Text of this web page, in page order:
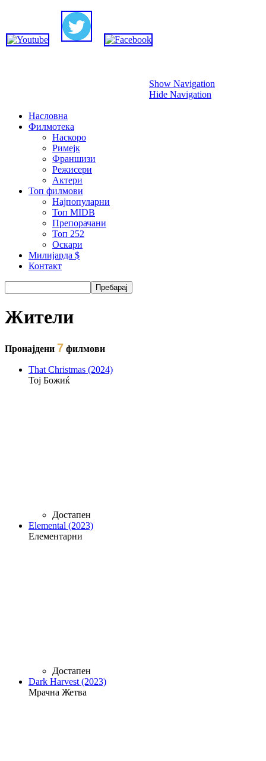
Show Navigation
Hide Navigation
Насловна
Филмотека
Наскоро
Римејк
Франшизи
Режисери
Актери
Топ филмови
Најпопуларни
Топ MIDB
Препорачани
Топ 252
Оскари
Милијарда $
Контакт
Жители
Пронајдени 7 филмови
That Christmas (2024)
Тој Божиќ
Достапен
Elemental (2023)
Елементарни
Достапен
Dark Harvest (2023)
Мрачна Жетва